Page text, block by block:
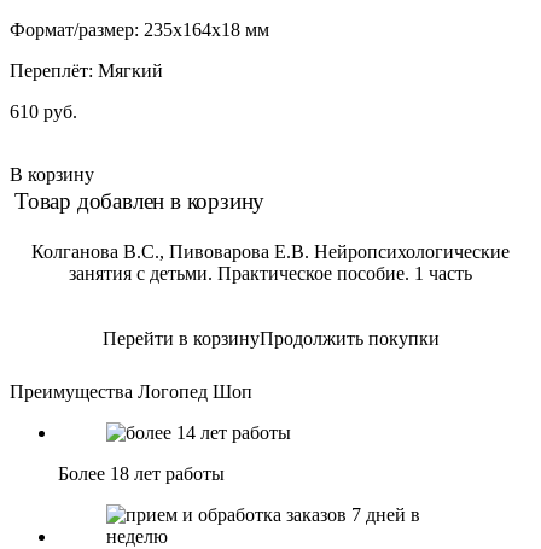
Формат/размер: 235х164х18 мм
Переплёт: Мягкий
610 руб.
В корзину
Товар добавлен в корзину
Колганова В.С., Пивоварова Е.В. Нейропсихологические
занятия с детьми. Практическое пособие. 1 часть
Перейти в корзинуПродолжить покупки
Преимущества Логопед Шоп
Более 18 лет работы